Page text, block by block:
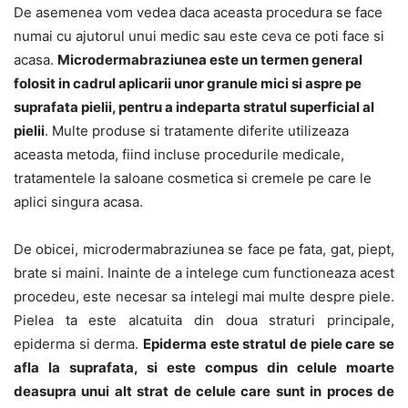
De asemenea vom vedea daca aceasta procedura se face
numai cu ajutorul unui medic sau este ceva ce poti face si
acasa. Microdermabraziunea este un termen general
folosit in cadrul aplicarii unor granule mici si aspre pe
suprafata pielii, pentru a indeparta stratul superficial al
pielii. Multe produse si tratamente diferite utilizeaza
aceasta metoda, fiind incluse procedurile medicale,
tratamentele la saloane cosmetica si cremele pe care le
aplici singura acasa.
De obicei, microdermabraziunea se face pe fata, gat, piept,
brate si maini. Inainte de a intelege cum functioneaza acest
procedeu, este necesar sa intelegi mai multe despre piele.
Pielea ta este alcatuita din doua straturi principale,
epiderma si derma. Epiderma este stratul de piele care se
afla la suprafata, si este compus din celule moarte
deasupra unui alt strat de celule care sunt in proces de